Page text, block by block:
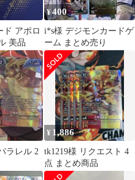
ド アポロ
美品
¥400
i*s様 デジモンカードゲ
ーム まとめ売り
ラレル 2
¥ 1,886
tk1219様 リクエスト 4
点 まとめ商品